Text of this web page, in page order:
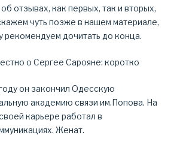
об отзывах, как первых, так и вторых,
чуть позже в нашем материале,
рекомендуем дочитать до конца.
о Сергее Сарояне: коротко
он закончил Одесскую
академию связи им.Попова. На
карьере работал в
Женат.